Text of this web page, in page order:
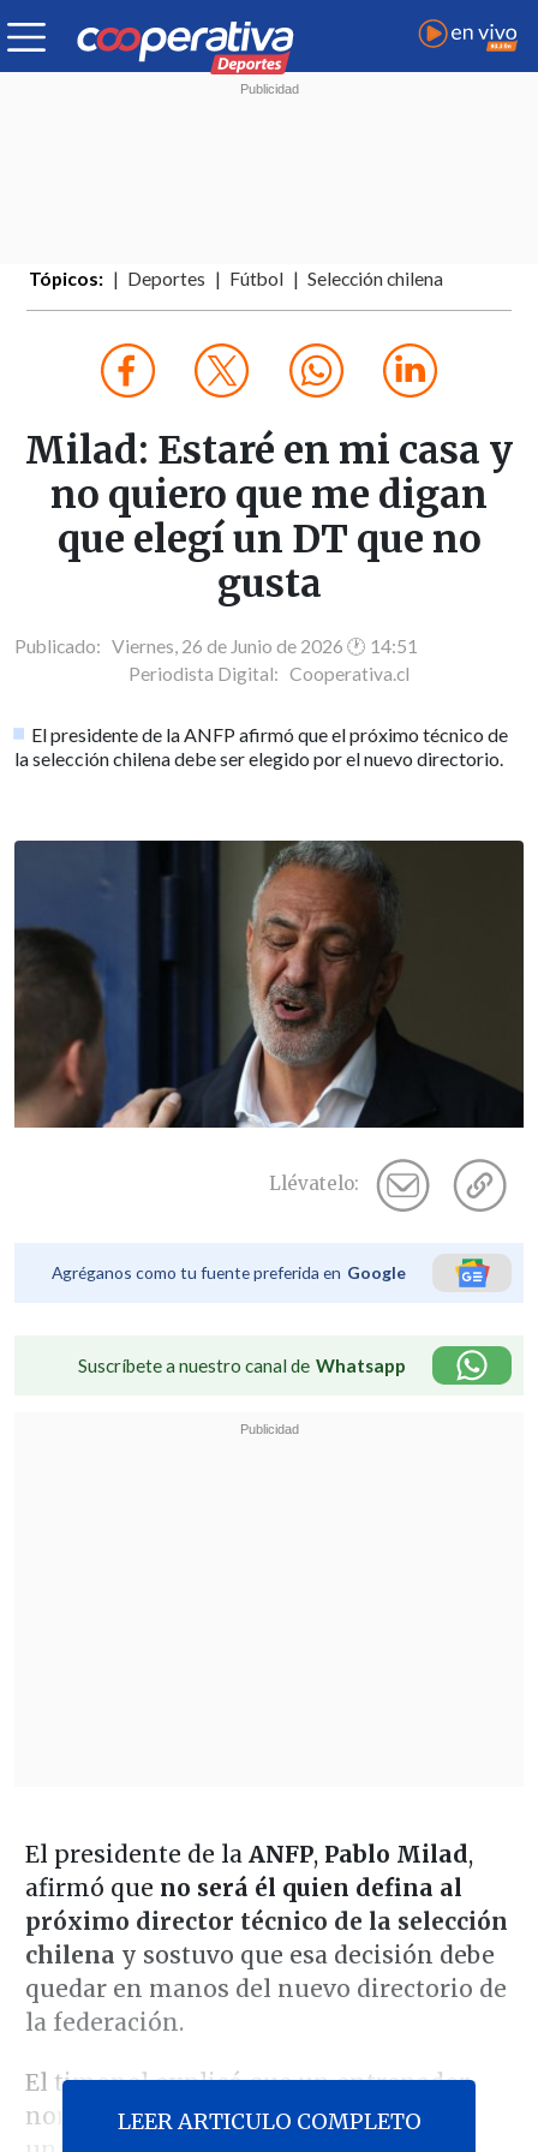
Tópicos: Deportes Fútbol Selección chilena
Milad: Estaré en mi casa y
no quiero que me digan
que elegí un DT que no
gusta
Publicado: Viernes, 26 de Junio de 2026 🕐 14:51
Periodista Digital: Cooperativa.cl
El presidente de la ANFP afirmó que el próximo técnico de
la selección chilena debe ser elegido por el nuevo directorio.
Llévatelo:
Agréganos como tu fuente preferida en Google
Suscríbete a nuestro canal de Whatsapp
El presidente de la ANFP, Pablo Milad,
afirmó que no será él quien defina al
próximo director técnico de la selección
chilena y sostuvo que esa decisión debe
quedar en manos del nuevo directorio de
la federación.
El timonel explicó que un entrenador
normalmente puede ser heredado por
LEER ARTICULO COMPLETO